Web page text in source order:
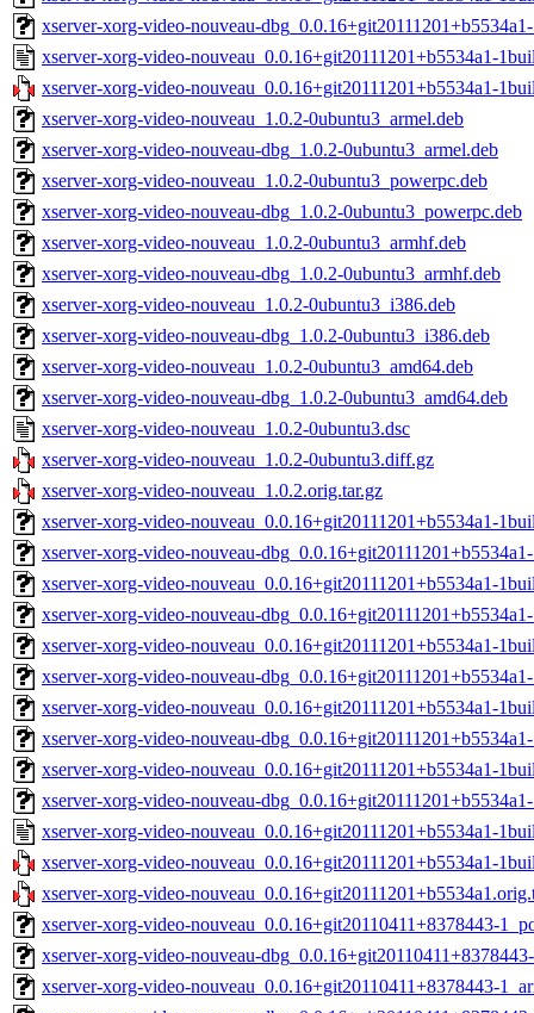
xserver-xorg-video-nouveau-
xserver-xorg-video-nouveau_0.0.16+git20111201+b5534a1-
xserver-xorg-video-nouveau_0.0.16+git20111201+b5534a1-
xserver-xorg-video-nouveau_1.0.2-0ubuntu3_armel.deb
xserver-xorg-video-nouveau-dbg_1.0.2-0ubuntu3_armel.deb
xserver-xorg-video-nouveau_1.0.2-0ubuntu3_powerpc.deb
xserver-xorg-video-nouveau-dbg_1.0.2-0ubuntu3_powerpc.deb
xserver-xorg-video-nouveau_1.0.2-0ubuntu3_armhf.deb
xserver-xorg-video-nouveau-dbg_1.0.2-0ubuntu3_armhf.deb
xserver-xorg-video-nouveau_1.0.2-0ubuntu3_i386.deb
xserver-xorg-video-nouveau-dbg_1.0.2-0ubuntu3_i386.deb
xserver-xorg-video-nouveau_1.0.2-0ubuntu3_amd64.deb
xserver-xorg-video-nouveau-dbg_1.0.2-0ubuntu3_amd64.deb
xserver-xorg-video-nouveau_1.0.2-0ubuntu3.dsc
xserver-xorg-video-nouveau_1.0.2-0ubuntu3.diff.gz
xserver-xorg-video-nouveau_1.0.2.orig.tar.gz
xserver-xorg-video-nouveau_0.0.16+git20111201+b5534a1-
xserver-xorg-video-nouveau-
xserver-xorg-video-nouveau_0.0.16+git20111201+b5534a1-
xserver-xorg-video-nouveau-
xserver-xorg-video-nouveau_0.0.16+git20111201+b5534a1-
xserver-xorg-video-nouveau-
xserver-xorg-video-nouveau_0.0.16+git20111201+b5534a1-
xserver-xorg-video-nouveau-
xserver-xorg-video-nouveau_0.0.16+git20111201+b5534a1-
xserver-xorg-video-nouveau-
xserver-xorg-video-nouveau_0.0.16+git20111201+b5534a1-
xserver-xorg-video-nouveau_0.0.16+git20111201+b5534a1-
xserver-xorg-video-
xserver-xorg-video-nouveau_0.0.16+git20110411+8378443-
xserver-xorg-video-nouveau-
xserver-xorg-video-nouveau_0.0.16+git20110411+8378443-